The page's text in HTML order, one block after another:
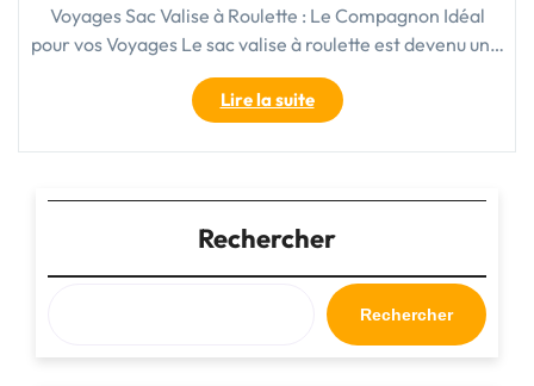
Voyages Sac Valise à Roulette : Le Compagnon Idéal
pour vos Voyages Le sac valise à roulette est devenu un…
Lire la suite"Le
Sac
Valise
Roulette
:
Votre
Compagnon
de
Voyage
Rechercher
Rechercher